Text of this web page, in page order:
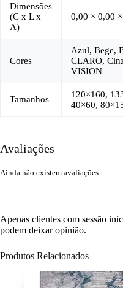
Dimensões
(C x L x
A)
0,00 × 0,00
Cores
Azul, Bege,
CLARO,
VISION
Tamanhos
120×160,
40×60,
Avaliações
Ainda não existem avaliações.
Apenas clientes com sessão
podem deixar opinião.
Produtos Relacionados